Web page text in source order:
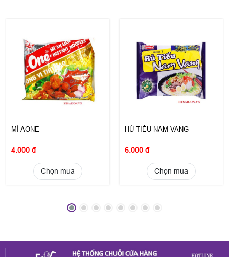
MÌ AONE
4.000 đ
Chọn mua
HỦ TIẾU NAM VANG
6.000 đ
Chọn mua